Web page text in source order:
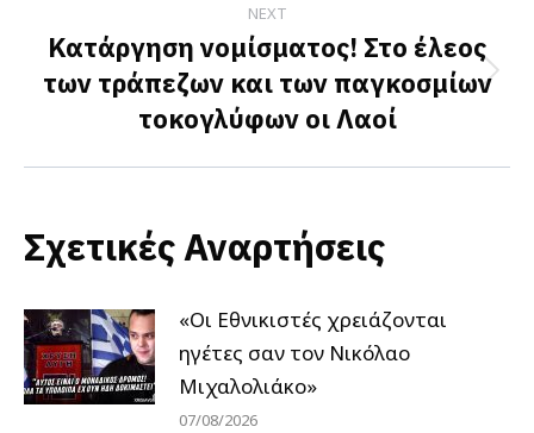
NEXT
Next
post:
Κατάργηση νομίσματος! Στο έλεος
των τράπεζων και των παγκοσμίων
τοκογλύφων οι Λαοί
Σχετικές Αναρτήσεις
«Οι Εθνικιστές χρειάζονται
ηγέτες σαν τον Νικόλαο
Μιχαλολιάκο»
07/08/2026